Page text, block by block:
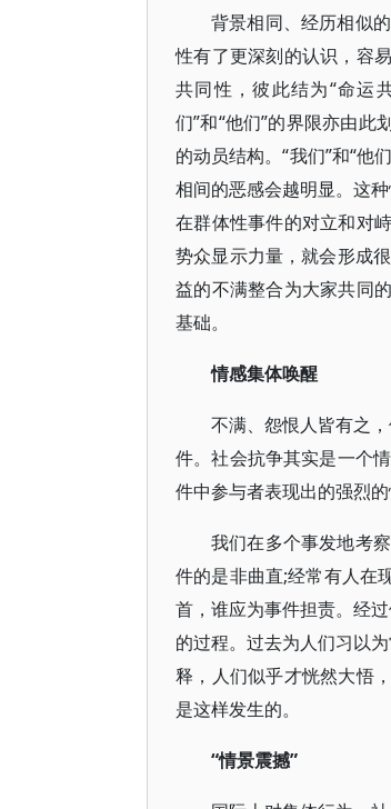
背景相同、经历相似
性有了更深刻的认识，容
共同性，彼此结为“命运
们”和“他们”的界限亦由此
的动员结构。“我们”和“他
相间的恶感会越明显。这
在群体性事件的对立和对
势众显示力量，就会形成
益的不满整合为大家共同
基础。
情感集体唤醒
不满、怨恨人皆有之
件。社会抗争其实是一个
件中参与者表现出的强烈
我们在多个事发地考
件的是非曲直;经常有人在
首，谁应为事件担责。经
的过程。过去为人们习以
释，人们似乎才恍然大悟
是这样发生的。
“情景震撼”